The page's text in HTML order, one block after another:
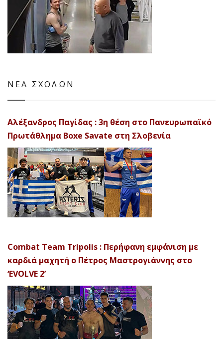
ΝΕΑ ΣΧΟΛΩΝ
Αλέξανδρος Παγίδας : 3η θέση στο Πανευρωπαϊκό
Πρωτάθλημα Boxe Savate στη Σλοβενία
Combat Team Tripolis : Περήφανη εμφάνιση με
καρδιά μαχητή ο Πέτρος Μαστρογιάννης στο
‘EVOLVE 2’